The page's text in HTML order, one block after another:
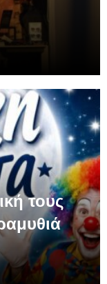
τους